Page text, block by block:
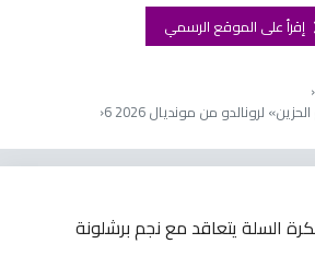
لرونالدو من مونديال 2026
السلة يتعاقد مع نجم برشلونة